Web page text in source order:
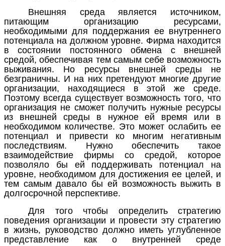
Внешняя среда является источником,
питающим организацию ресурсами,
необходимыми для поддержания ее внутреннего
потенциала на должном уровне. Фирма находится
в состоянии постоянного обмена с внешней
средой, обеспечивая тем самым себе возможность
выживания. Но ресурсы внешней среды не
безграничны. И на них претендуют многие другие
организации, находящиеся в этой же среде.
Поэтому всегда существует возможность того, что
организация не сможет получить нужные ресурсы
из внешней среды в нужное ей время или в
необходимом количестве. Это может ослабить ее
потенциал и привести ко многим негативным
последствиям. Нужно обеспечить такое
взаимодействие фирмы со средой, которое
позволяло бы ей поддерживать потенциал на
уровне, необходимом для достижения ее целей, и
тем самым давало бы ей возможность выжить в
долгосрочной перспективе.
Для того чтобы определить стратегию
поведения организации и провести эту стратегию
в жизнь, руководство должно иметь углубленное
представление как о внутренней среде